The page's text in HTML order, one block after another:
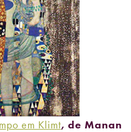
em Klimt, de Manan